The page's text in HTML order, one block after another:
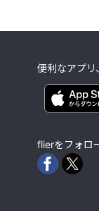
便利なアプリ
flierをフォロ